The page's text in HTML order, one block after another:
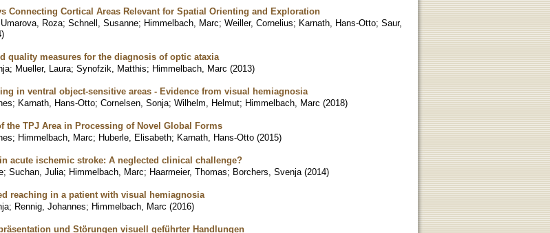
Connecting Cortical Areas Relevant for Spatial Orienting and Exploration
Umarova, Roza; Schnell, Susanne; Himmelbach, Marc; Weiller, Cornelius; Karnath, Hans-Otto; Saur,
)
quality measures for the diagnosis of optic ataxia
; Mueller, Laura; Synofzik, Matthis; Himmelbach, Marc (2013)
in ventral object-sensitive areas - Evidence from visual hemiagnosia
; Karnath, Hans-Otto; Cornelsen, Sonja; Wilhelm, Helmut; Himmelbach, Marc (2018)
the TPJ Area in Processing of Novel Global Forms
; Himmelbach, Marc; Huberle, Elisabeth; Karnath, Hans-Otto (2015)
acute ischemic stroke: A neglected clinical challenge?
; Suchan, Julia; Himmelbach, Marc; Haarmeier, Thomas; Borchers, Svenja (2014)
reaching in a patient with visual hemiagnosia
; Rennig, Johannes; Himmelbach, Marc (2016)
und Störungen visuell geführter Handlungen